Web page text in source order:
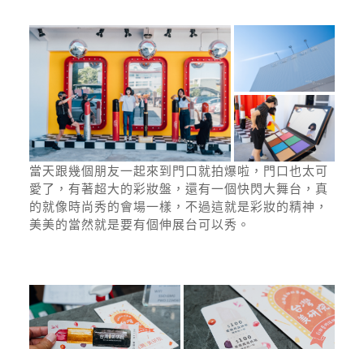
當天跟幾個朋友一起來到門口就拍爆啦，門口也太可
愛了，有著超大的彩妝盤，還有一個快閃大舞台，真
的就像時尚秀的會場一樣，不過這就是彩妝的精神，
美美的當然就是要有個伸展台可以秀。